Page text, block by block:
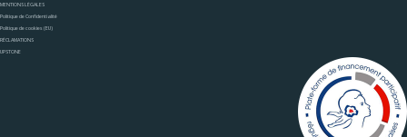
MENTIONS LÉGALES
Politique de Confidentialité
Politique de cookies (EU)
RÉCLAMATIONS
UPSTONE